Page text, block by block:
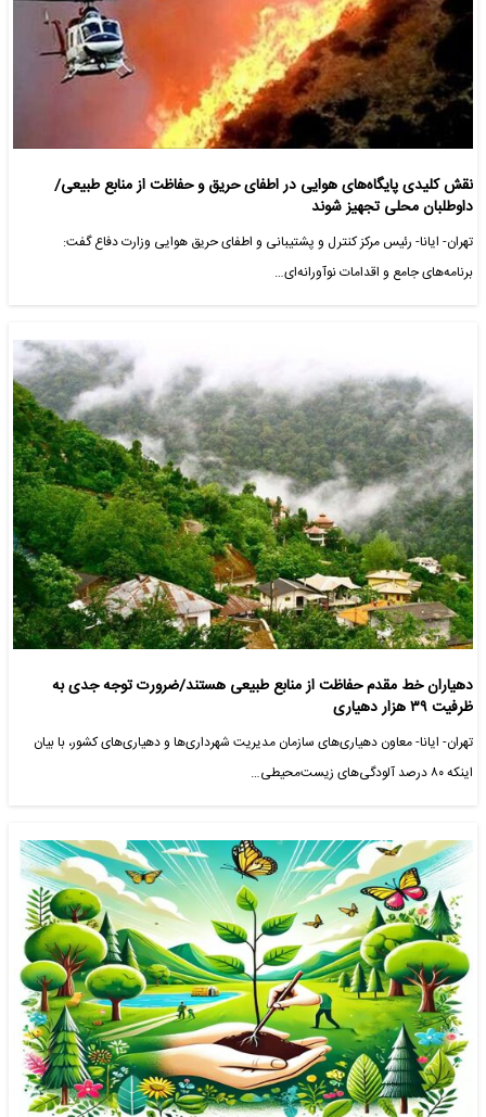
نقش کلیدی پایگاه‌های هوایی در اطفای حریق و حفاظت از منابع طبیعی/
داوطلبان محلی تجهیز شوند
تهران- ایانا- رئیس مرکز کنترل و پشتیبانی و اطفای حریق هوایی وزارت دفاع گفت:
برنامه‌های جامع و اقدامات نوآورانه‌ای…
دهیاران خط مقدم حفاظت از منابع طبیعی هستند/ضرورت توجه جدی به
ظرفیت ۳۹ هزار دهیاری
تهران- ایانا- معاون دهیاری‌های سازمان مدیریت شهرداری‌ها و دهیاری‌های کشور، با بیان
اینکه ۸۰ درصد آلودگی‌های زیست‌محیطی…